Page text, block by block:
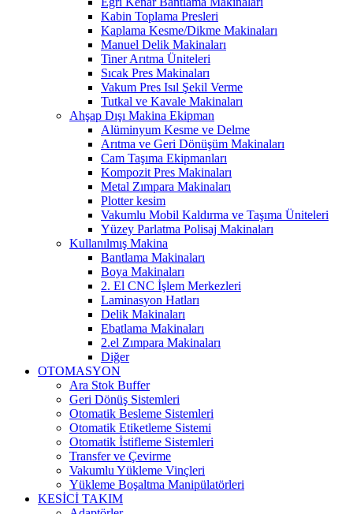
Kabin Toplama Presleri
Kaplama Kesme/Dikme Makinaları
Manuel Delik Makinaları
Tiner Arıtma Üniteleri
Sıcak Pres Makinaları
Vakum Pres Isıl Şekil Verme
Tutkal ve Kavale Makinaları
Ahşap Dışı Makina Ekipman
Alüminyum Kesme ve Delme
Arıtma ve Geri Dönüşüm Makinaları
Cam Taşıma Ekipmanları
Kompozit Pres Makinaları
Metal Zımpara Makinaları
Plotter kesim
Vakumlu Mobil Kaldırma ve Taşıma Üniteleri
Yüzey Parlatma Polisaj Makinaları
Kullanılmış Makina
Bantlama Makinaları
Boya Makinaları
2. El CNC İşlem Merkezleri
Laminasyon Hatları
Delik Makinaları
Ebatlama Makinaları
2.el Zımpara Makinaları
Diğer
OTOMASYON
Ara Stok Buffer
Geri Dönüş Sistemleri
Otomatik Besleme Sistemleri
Otomatik Etiketleme Sistemi
Otomatik İstifleme Sistemleri
Transfer ve Çevirme
Vakumlu Yükleme Vinçleri
Yükleme Boşaltma Manipülatörleri
KESİCİ TAKIM